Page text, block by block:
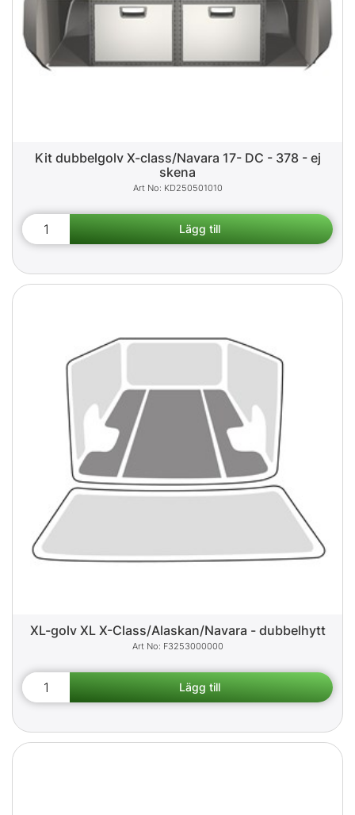
Kit dubbelgolv X-class/Navara 17- DC - 378 - ej
skena
KD250501010
XL-golv XL X-Class/Alaskan/Navara - dubbelhytt
F3253000000